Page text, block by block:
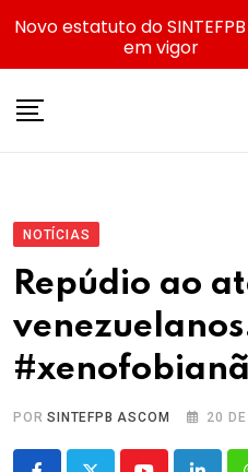
NOTÍCIAS
Repúdio ao
PORSINTEFPB ASCOM 20
Novo estatuto do
em vigor